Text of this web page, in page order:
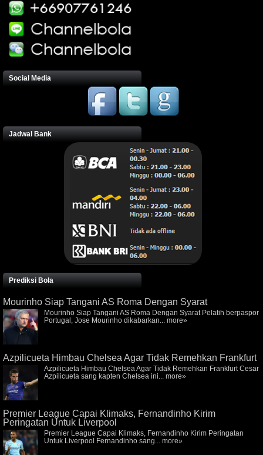
Social Media
Jadwal Bank
Prediksi Bola
Mourinho Siap Tangani AS Roma Dengan Syarat
Mourinho Siap Tangani AS Roma Dengan Syarat Pelatih berpaspor
Portugal, Jose Mourinho dikabarkan... more»
Azpilicueta Himbau Chelsea Agar Tidak Remehkan Frankfurt
Azpilicueta Himbau Chelsea Agar Tidak Remehkan Frankfurt Cesar
Azpilicueta sang kapten Chelsea ini... more»
Premier League Capai Klimaks, Fernandinho Kirim
Peringatan Untuk Liverpool
Premier League Capai Klimaks, Fernandinho Kirim Peringatan
Untuk Liverpool Fernandinho sang... more»